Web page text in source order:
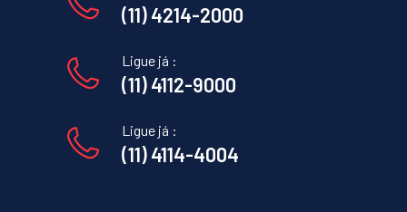
(11) 4214-2000
Ligue já :
(11) 4112-9000
Ligue já :
(11) 4114-4004